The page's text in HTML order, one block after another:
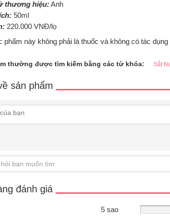
thương hiệu:Anh
50ml
220.000 VNĐ/lọ
phẩm này không phải là thuốc và không có tác
thường được tìm kiếm bằng các từ khóa: Sắt
sản phẩm
đánh giá
5 sao